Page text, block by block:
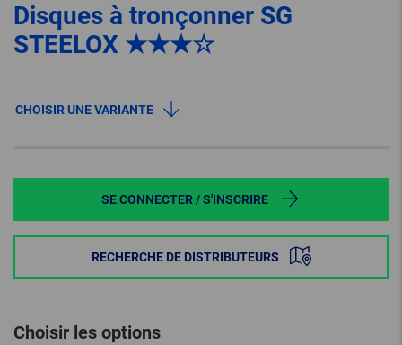
Disques à tronçonner SG
STEELOX ★★★☆
CHOISIR UNE VARIANTE
SE CONNECTER / S'INSCRIRE
RECHERCHE DE DISTRIBUTEURS
Choisir les options